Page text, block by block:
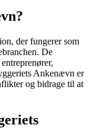
der fungerer som
De
Ankenævn er
og bidrage til at